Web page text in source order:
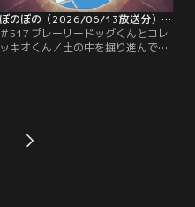
ぼのぼの（2026/06/13放送分）＃517
＃517 プレーリードッグくんとコレ
ッキオくん／土の中を掘り進んでい
は誰かがいるのだった。そこはプレ
ーリードッグくんの家で、土の上に